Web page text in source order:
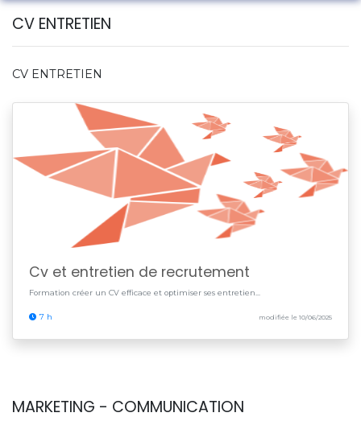
CV ENTRETIEN
CV ENTRETIEN
Cv et entretien de recrutement
Formation créer un CV efficace et optimiser ses entretien...
7 h modifiée le 10/06/2025
MARKETING - COMMUNICATION